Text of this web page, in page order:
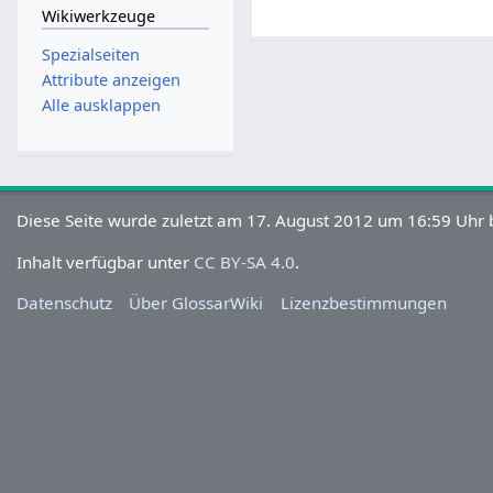
Wikiwerkzeuge
Spezialseiten
Attribute anzeigen
Alle ausklappen
Diese Seite wurde zuletzt am 17. August 2012 um 16:59 Uhr
Inhalt verfügbar unter CC BY-SA 4.0.
Datenschutz
Über GlossarWiki Lizenzbestimmungen